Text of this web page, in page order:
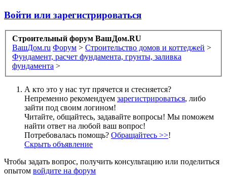
Войти или зарегистрироваться
Строительный форум ВашДом.RU
ВашДом.ru Форум > Строительство домов и коттеджей >
Фундамент, расчет фундамента, грунты, заливка
фундамента >
А кто это у нас тут прячется и стесняется?
Непременно рекомендуем зарегистрироваться, либо
зайти под своим логином!
Читайте, общайтесь, задавайте вопросы! Мы поможем
найти ответ на любой ваш вопрос!
Потребовалась помощь? Обращайтесь >>!
Скрыть объявление
Чтобы задать вопрос, получить консультацию или поделиться
опытом войдите на форум